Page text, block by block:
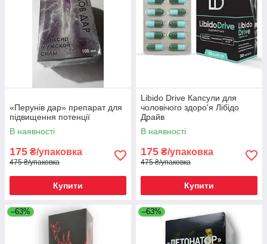
«Перунів дар» препарат для
підвищення потенції
В наявності
175 ₴/упаковка
475 ₴/упаковка
Купити
Libido Drive Капсули для
чоловічого здоро'я Лібідо
Драйв
В наявності
175 ₴/упаковка
475 ₴/упаковка
Купити
–63% –63%